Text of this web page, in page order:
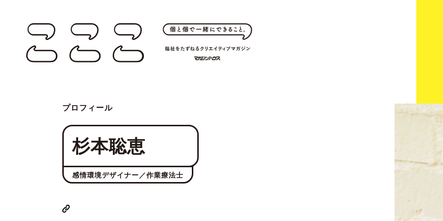
プロフィール
杉本聡恵
感情環境デザイナー／作業療法士